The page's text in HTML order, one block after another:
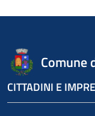
Comune
CITTADINI E